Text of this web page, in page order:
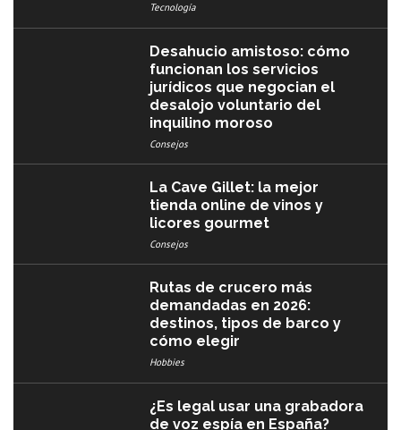
Tecnología
Desahucio amistoso: cómo
funcionan los servicios
jurídicos que negocian el
desalojo voluntario del
inquilino moroso
Consejos
La Cave Gillet: la mejor
tienda online de vinos y
licores gourmet
Consejos
Rutas de crucero más
demandadas en 2026:
destinos, tipos de barco y
cómo elegir
Hobbies
¿Es legal usar una grabadora
de voz espía en España?